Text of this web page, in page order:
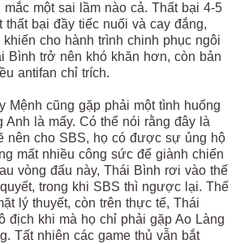
một sai lầm nào cả. Thất bại 4-5
thất bại đầy tiếc nuối và cay đắng,
cho hành trình chinh phục ngôi
Bình trở nên khó khăn hơn, còn bản
antifan chỉ trích.
Mệnh cũng gặp phải một tình huống
Anh là mấy. Có thể nói rằng đây là
nên cho SBS, họ có được sự ủng hộ
mất nhiều công sức để giành chiến
vòng đấu này, Thái Bình rơi vào thế
trong khi SBS thì ngược lại. Thế
lý thuyết, còn trên thực tế, Thái
địch khi mà họ chỉ phải gặp Ao Làng
Tất nhiên các game thủ vẫn bắt